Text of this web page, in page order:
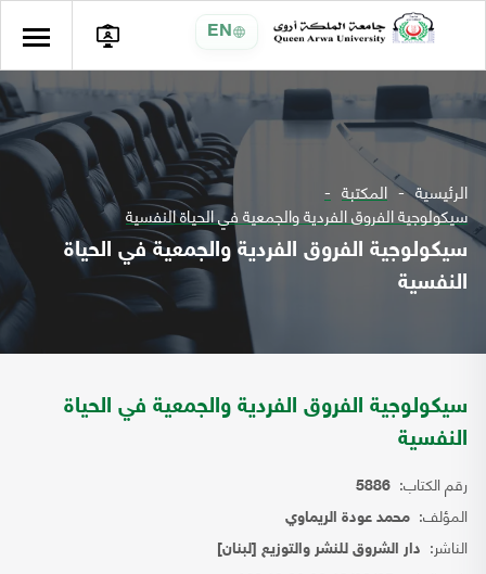
EN
الرئيسية المكتبة
سيكولوجية الفروق الفردية والجمعية في الحياة النفسية
سيكولوجية الفروق الفردية والجمعية في الحياة
النفسية
سيكولوجية الفروق الفردية والجمعية في الحياة
النفسية
رقم الكتاب: 5886
المؤلف: محمد عودة الريماوي
الناشر: دار الشروق للنشر والتوزيع [لبنان]